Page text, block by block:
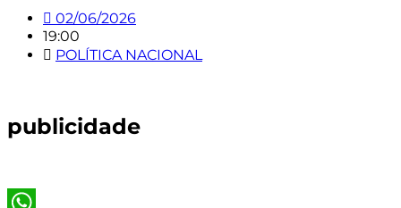
02/06/2026
19:00
POLÍTICA NACIONAL
publicidade